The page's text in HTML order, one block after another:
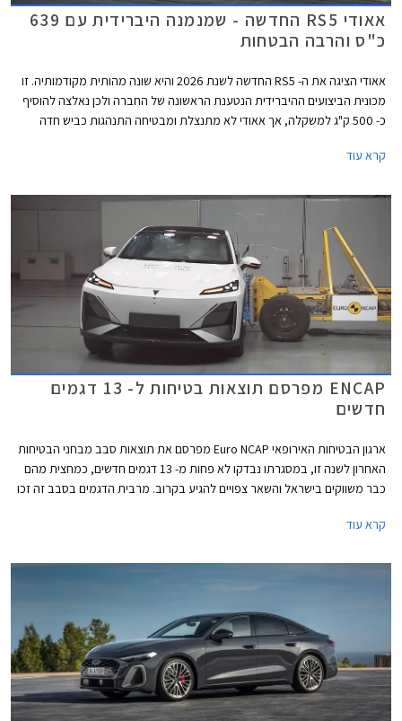
אאודי RS5 החדשה - שמנמנה היברידית עם 639
כ"ס והרבה הבטחות
אאודי הציגה את ה- RS5 החדשה לשנת 2026 והיא שונה מהותית מקודמותיה. זו
מכונית הביצועים ההיברידית הנטענת הראשונה של החברה ולכן נאלצה להוסיף
כ- 500 ק"ג למשקלה, אך אאודי לא מתנצלת ומבטיחה התנהגות כביש חדה
קרא עוד
ENCAP מפרסם תוצאות בטיחות ל- 13 דגמים
חדשים
ארגון הבטיחות האירופאי Euro NCAP מפרסם את תוצאות סבב מבחני הבטיחות
האחרון לשנה זו, במסגרתו נבדקו לא פחות מ- 13 דגמים חדשים, כמחצית מהם
כבר משווקים בישראל והשאר צפויים להגיע בקרוב. מרבית הדגמים בסבב זה זכו
קרא עוד